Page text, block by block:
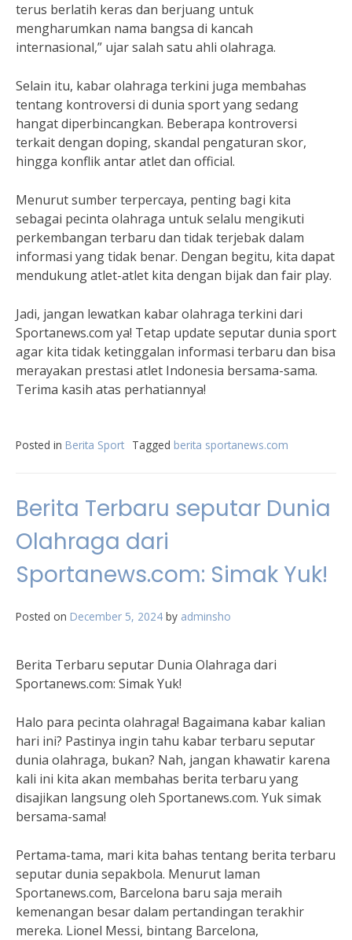
terus berlatih keras dan berjuang untuk
mengharumkan nama bangsa di kancah
internasional,” ujar salah satu ahli olahraga.
Selain itu, kabar olahraga terkini juga membahas
tentang kontroversi di dunia sport yang sedang
hangat diperbincangkan. Beberapa kontroversi
terkait dengan doping, skandal pengaturan skor,
hingga konflik antar atlet dan official.
Menurut sumber terpercaya, penting bagi kita
sebagai pecinta olahraga untuk selalu mengikuti
perkembangan terbaru dan tidak terjebak dalam
informasi yang tidak benar. Dengan begitu, kita dapat
mendukung atlet-atlet kita dengan bijak dan fair play.
Jadi, jangan lewatkan kabar olahraga terkini dari
Sportanews.com ya! Tetap update seputar dunia sport
agar kita tidak ketinggalan informasi terbaru dan bisa
merayakan prestasi atlet Indonesia bersama-sama.
Terima kasih atas perhatiannya!
Posted in Berita Sport Tagged berita sportanews.com
Berita Terbaru seputar Dunia
Olahraga dari
Sportanews.com: Simak Yuk!
Posted on December 5, 2024 by adminsho
Berita Terbaru seputar Dunia Olahraga dari
Sportanews.com: Simak Yuk!
Halo para pecinta olahraga! Bagaimana kabar kalian
hari ini? Pastinya ingin tahu kabar terbaru seputar
dunia olahraga, bukan? Nah, jangan khawatir karena
kali ini kita akan membahas berita terbaru yang
disajikan langsung oleh Sportanews.com. Yuk simak
bersama-sama!
Pertama-tama, mari kita bahas tentang berita terbaru
seputar dunia sepakbola. Menurut laman
Sportanews.com, Barcelona baru saja meraih
kemenangan besar dalam pertandingan terakhir
mereka. Lionel Messi, bintang Barcelona,